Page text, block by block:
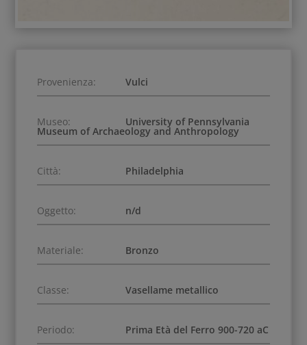
Provenienza: Vulci
Museo: University of Pennsylvania
Museum of Archaeology and Anthropology
Città: Philadelphia
Oggetto: n/d
Materiale: Bronzo
Classe: Vasellame metallico
Periodo: Prima Età del Ferro 900-720 aC